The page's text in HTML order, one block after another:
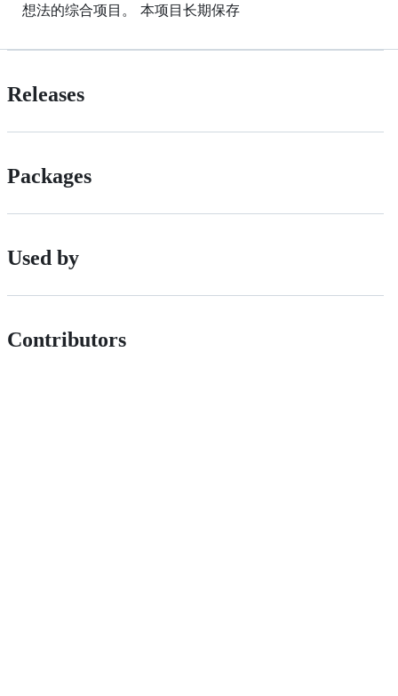
想法的综合项目。 本项目长期保存
Releases
Packages
Used by
Contributors